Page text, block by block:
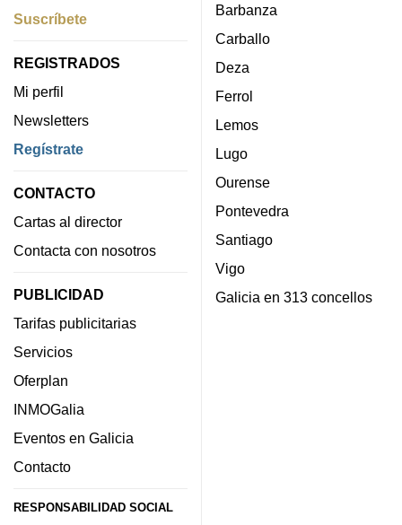
Suscríbete
REGISTRADOS
Mi perfil
Newsletters
Regístrate
CONTACTO
Cartas al director
Contacta con nosotros
PUBLICIDAD
Tarifas publicitarias
Servicios
Oferplan
INMOGalia
Eventos en Galicia
Contacto
RESPONSABILIDAD SOCIAL
Barbanza
Carballo
Deza
Ferrol
Lemos
Lugo
Ourense
Pontevedra
Santiago
Vigo
Galicia en 313 concellos